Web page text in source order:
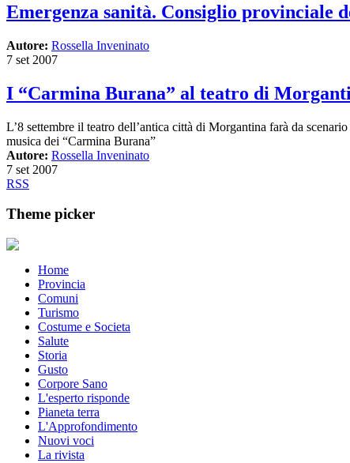
Emergenza sanità. Consiglio provinciale
Autore: Rossella Inveninato
7 set 2007
I “Carmina Burana” al teatro di
L’8 settembre il teatro dell’antica città di Morgantina farà da
musica dei “Carmina Burana”
Autore: Rossella Inveninato
7 set 2007
RSS
Theme picker
Home
Provincia
Comuni
Turismo
Costume e Societa
Salute
Storia
Gusto
Corpore Sano
L'esperto risponde
Pianeta terra
L'Approfondimento
Nuovi voci
La rivista